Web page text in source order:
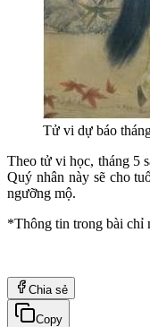
Tử vi dự báo
Theo tử vi học, tháng 5
Quý nhân này sẽ cho
ngưỡng mộ.
*Thông tin trong bài chỉ
Chia sẻ
Copy